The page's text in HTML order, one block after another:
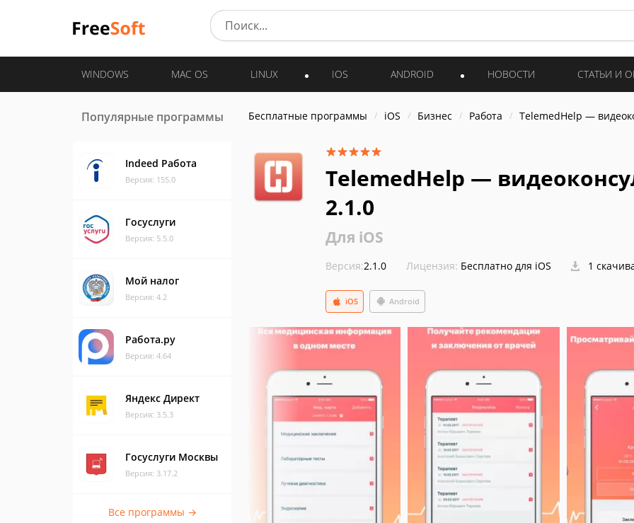
WINDOWS MAC OS LINUX IOS ANDROID НОВОСТИ СТАТЬИ И
Популярные программы
Indeed Работа
Версия: 155.0
Госуслуги
Версия: 5.5.0
Мой налог
Версия: 4.2
Работа.ру
Версия: 4.64
Яндекс Директ
Версия: 3.5.3
Госуслуги Москвы
Версия: 3.17.2
Все программы →
Бесплатные программы iOS Бизнес Работа TelemedHelp —
TelemedHelp —
2.1.0
Для iOS
Версия:2.1.0 Лицензия: Бесплатно для iOS 1
Android
iOS